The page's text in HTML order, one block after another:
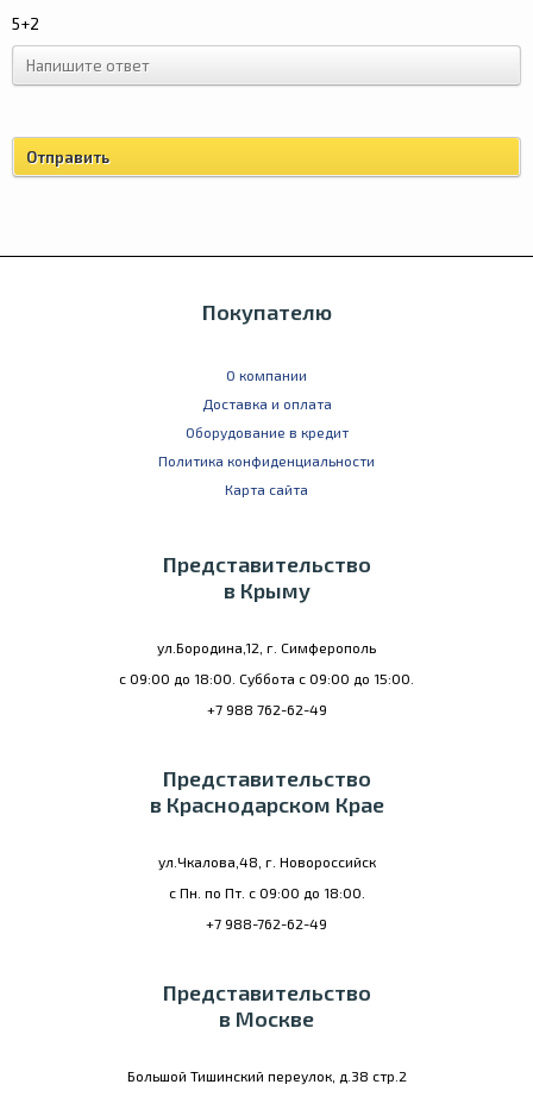
5+2
Покупателю
О компании
Доставка и оплата
Оборудование в кредит
Политика конфиденциальности
Карта сайта
Представительство
в Крыму
ул.Бородина,12, г. Симферополь
с 09:00 до 18:00. Суббота с 09:00 до 15:00.
+7 988 762-62-49
Представительство
в Краснодарском Крае
ул.Чкалова,48, г. Новороссийск
с Пн. по Пт. с 09:00 до 18:00.
+7 988-762-62-49
Представительство
в Москве
Большой Тишинский переулок, д.38 стр.2